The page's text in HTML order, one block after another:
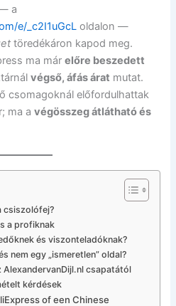
a
e/_c2I1uGcL oldalon —
töredékáron kapod meg.
ma márelőre beszedett
végső, áfás árat mutat.
csomagoknál előfordulhattak
ma avégösszeg átlátható és
csiszolófej?
a profiknak
és viszonteladóknak?
nem egy „ismeretlen” oldal?
AlexandervanDijl.nl csapatától
kérdések
of een Chinese